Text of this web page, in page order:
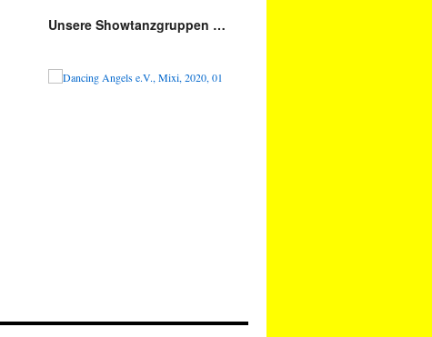
Unsere Showtanzgruppen …